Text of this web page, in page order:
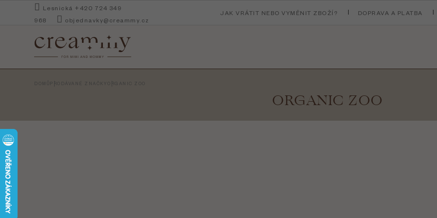
Lesnická +420 724 349
968
objednavky@creammy.cz
JAK VRÁTIT NEBO VYMĚNIT ZBOŽÍ? DOPRAVA A PLATBA
DOMŮPRODÁVANÉ ZNAČKY ORGANIC ZOO
ORGANIC ZOO